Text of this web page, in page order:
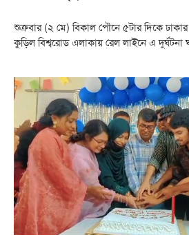
শুক্রবার (২ মে) বিকাল পৌনে ৫টার দিকে ঢাকার
কুড়িল বিশ্বরোড এলাকায় রেল লাইনে এ দুর্ঘটনা